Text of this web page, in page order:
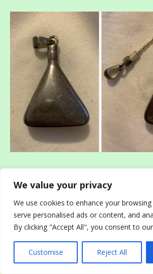
We value your privacy
We use cookies to enhance your browsing
serve personalised ads or content, and
By clicking "Accept All", you consent to
Customise Reject All